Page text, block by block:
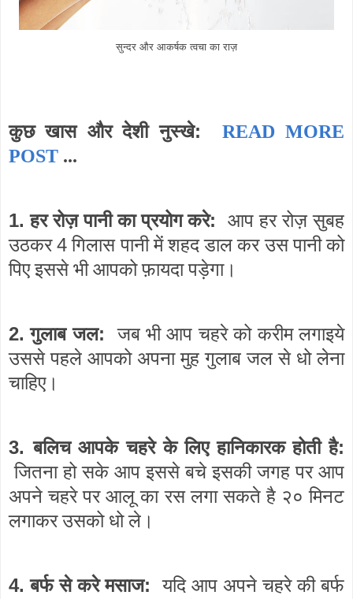
सुन्दर और आकर्षक त्वचा का राज़
कुछ खास और देशी नुस्खे:
READ MORE
POST ...
1. हर रोज़ पानी का प्रयोग करे:
आप हर रोज़ सुबह
उठकर4गिलास पानी में शहद डाल कर उस पानी को
पिए इससे भी आपको फ़ायदा पड़ेगा।
2. गुलाब जल:
जब भी आप चहरे को करीम लगाइये
उससे पहले आपको अपना मुह गुलाब जल से धो लेना
चाहिए।
3.बलिच आपके चहरे के लिए हानिकारक होती है:
जितना हो सके आप इससे बचे इसकी जगह पर आप
अपने चहरे पर आलू का रस लगा सकते है २० मिनट
लगाकर उसको धो ले।
4. बर्फ से करे मसाज:
यदि आप अपने चहरे की बर्फ